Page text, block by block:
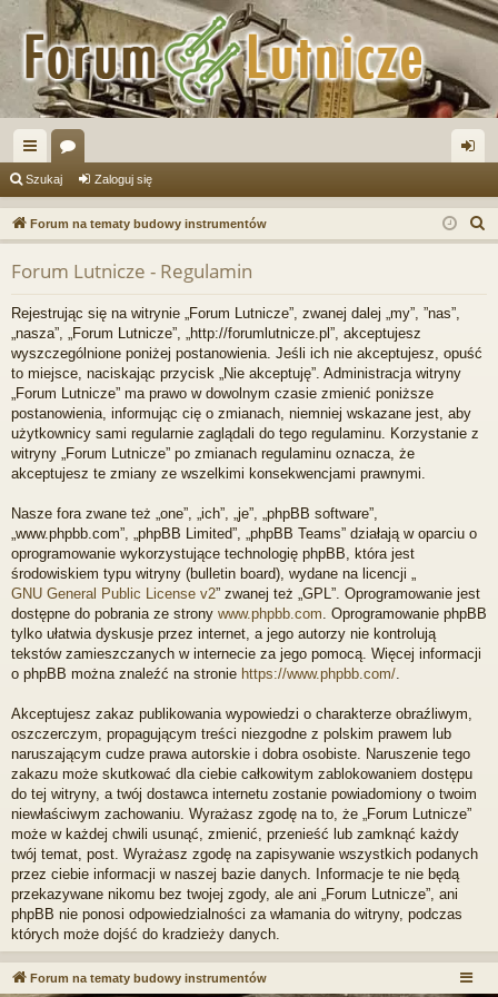
ię
ce
j
…
or
a og
uj
Szukaj Zaloguj się
Forum na tematy budowy instrumentów
z
Forum Lutnicze - Regulamin
Rejestrując się na witrynie „Forum Lutnicze”, zwanej dalej „my”, ”nas”,
„nasza”, „Forum Lutnicze”, „http://forumlutnicze.pl”, akceptujesz
wyszczególnione poniżej postanowienia. Jeśli ich nie akceptujesz, opuść
to miejsce, naciskając przycisk „Nie akceptuję”. Administracja witryny
„Forum Lutnicze” ma prawo w dowolnym czasie zmienić poniższe
postanowienia, informując cię o zmianach, niemniej wskazane jest, aby
użytkownicy sami regularnie zaglądali do tego regulaminu. Korzystanie z
witryny „Forum Lutnicze” po zmianach regulaminu oznacza, że
akceptujesz te zmiany ze wszelkimi konsekwencjami prawnymi.
Nasze fora zwane też „one”, „ich”, „je”, „phpBB software”,
„www.phpbb.com”, „phpBB Limited”, „phpBB Teams” działają w oparciu o
oprogramowanie wykorzystujące technologię phpBB, która jest
środowiskiem typu witryny (bulletin board), wydane na licencji „
GNU General Public License v2” zwanej też „GPL”. Oprogramowanie jest
dostępne do pobrania ze strony www.phpbb.com. Oprogramowanie phpBB
tylko ułatwia dyskusje przez internet, a jego autorzy nie kontrolują
tekstów zamieszczanych w internecie za jego pomocą. Więcej informacji
o phpBB można znaleźć na stronie https://www.phpbb.com/.
Akceptujesz zakaz publikowania wypowiedzi o charakterze obraźliwym,
oszczerczym, propagującym treści niezgodne z polskim prawem lub
naruszającym cudze prawa autorskie i dobra osobiste. Naruszenie tego
zakazu może skutkować dla ciebie całkowitym zablokowaniem dostępu
do tej witryny, a twój dostawca internetu zostanie powiadomiony o twoim
niewłaściwym zachowaniu. Wyrażasz zgodę na to, że „Forum Lutnicze”
może w każdej chwili usunąć, zmienić, przenieść lub zamknąć każdy
twój temat, post. Wyrażasz zgodę na zapisywanie wszystkich podanych
przez ciebie informacji w naszej bazie danych. Informacje te nie będą
przekazywane nikomu bez twojej zgody, ale ani „Forum Lutnicze”, ani
phpBB nie ponosi odpowiedzialności za włamania do witryny, podczas
których może dojść do kradzieży danych.
Forum na tematy budowy instrumentów